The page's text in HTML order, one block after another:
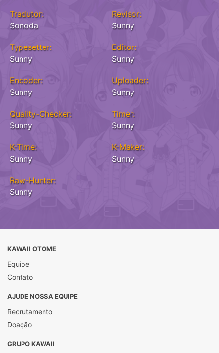
Tradutor:
Sonoda
Revisor:
Sunny
Typesetter:
Sunny
Editor:
Sunny
Encoder:
Sunny
Uploader:
Sunny
Quality-Checker:
Sunny
Timer:
Sunny
K-Time:
Sunny
K-Maker:
Sunny
Raw-Hunter:
Sunny
KAWAII OTOME
Equipe
Contato
AJUDE NOSSA EQUIPE
Recrutamento
Doação
GRUPO KAWAII